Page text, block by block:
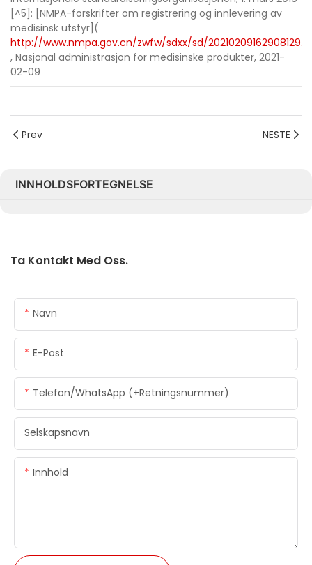
[^5]: [NMPA-forskrifter om registrering og innlevering av
medisinsk utstyr](
http://www.nmpa.gov.cn/zwfw/sdxx/sd/
, Nasjonal administrasjon for medisinske produkter, 2021-
02-09
Prev NESTE
INNHOLDSFORTEGNELSE
Ta Kontakt Med Oss.
Navn
E-Post
Telefon/WhatsApp (+retningsnummer)
Selskapsnavn
Innhold